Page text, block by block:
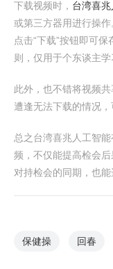
下载视频时， 台湾喜
或第三方器用进行操作
点击“下载”按钮即可
则，仅用于个东谈主学
此外，也不错将视频
遭逢无法下载的情况
总之台湾喜兆人工智
频，不仅能提高检会
对持检会的同期，也能
保健操 回春